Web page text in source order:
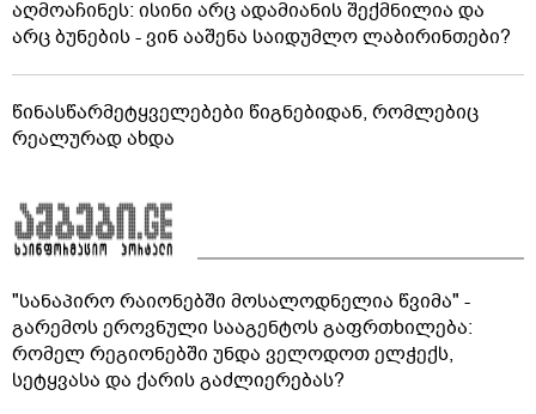
აღმოაჩინეს: ისინი არც ადამიანის შექმნილია და
არც ბუნების - ვინ ააშენა საიდუმლო ლაბირინთები?
წინასწარმეტყველებები წიგნებიდან, რომლებიც
რეალურად ახდა
"სანაპირო რაიონებში მოსალოდნელია წვიმა" -
გარემოს ეროვნული სააგენტოს გაფრთხილება:
რომელ რეგიონებში უნდა ველოდოთ ელჭექს,
სეტყვასა და ქარის გაძლიერებას?